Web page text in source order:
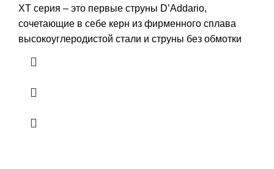
XT серия – это первые струны D’Addario,
сочетающие в себе керн из фирменного сплава
высокоуглеродистой стали и струны без обмотки